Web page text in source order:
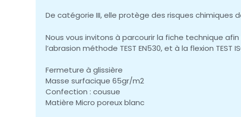
De catégorie III, elle protège des risques chimiques
Nous vous invitons à parcourir la fiche technique
l’abrasion méthode TEST EN530, et à la flexion TEST
Fermeture à glissière
Masse surfacique 65gr/m2
Confection : cousue
Matière Micro poreux blanc